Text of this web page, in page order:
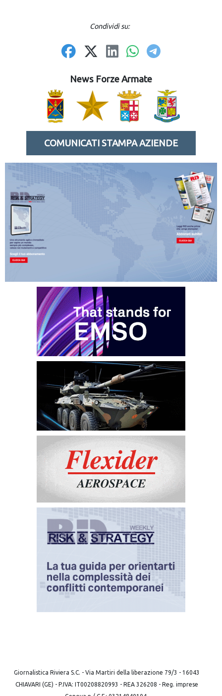
Condividi su:
News Forze Armate
COMUNICATI STAMPA AZIENDE
Giornalistica Riviera S.C. - Via Martiri della liberazione 79/3 - 16043
CHIAVARI (GE) - P.IVA: IT00208820993 - REA 326208 - Reg. imprese